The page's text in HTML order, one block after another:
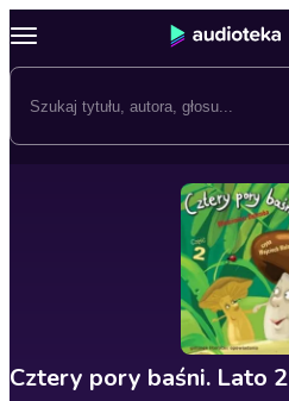
Cztery pory baśni. Lato 2